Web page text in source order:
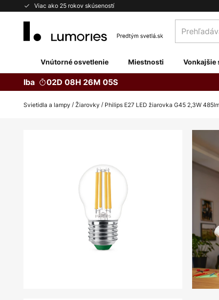
Viac ako 25 rokov skúseností
Skip
obchod
Vnútorné osvetlenie Miestnosti Vonkajšie
Iba 02D 08H 26M 05S
Svietidla a lampy Žiarovky Philips E27 LED žiarovka G45 2,3W